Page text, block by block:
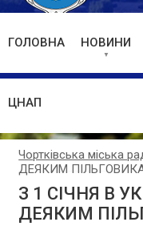
ГОЛОВНА НОВИНИ
ЦНАП
Чортківська міська
ДЕЯКИМ
З 1 СІЧНЯ В
ДЕЯКИМ